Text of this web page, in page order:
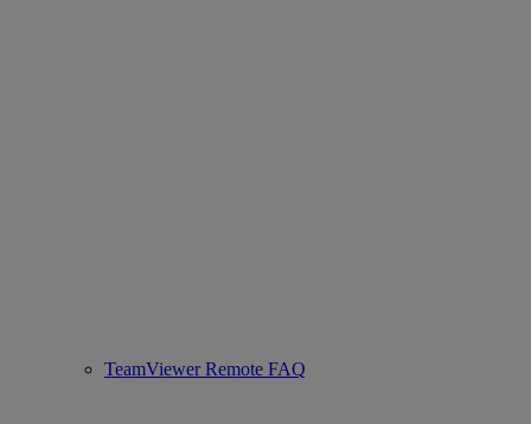
TeamViewer Remote FAQ